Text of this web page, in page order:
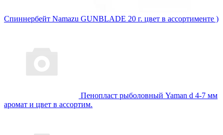
Спиннербейт Namazu GUNBLADE 20 г. цвет в ассортименте )
Пенопласт рыболовный Yaman d 4-7 мм
аромат и цвет в ассортим.